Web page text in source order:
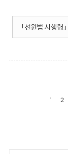
「선원법 시행
1 2